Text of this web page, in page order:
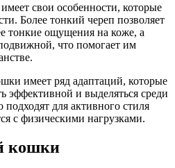
свои особенности, которые
Более тонкий череп позволяет
тонкие ощущения на коже, а
что помогает им
имеет ряд адаптаций, которые
эффективной и выделяться среди
для активного стиля
с физическими нагрузками.
кошки